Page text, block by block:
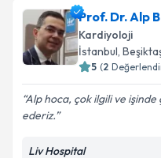
Uzm. Dr. Fatih
oluşturun. Size bu
takvim
Prof. Dr. Alp
Kardiyoloji
İstanbul,
5 (2
Alp hoca, çok ilgili ve işinde
ederiz.
Liv Hospital